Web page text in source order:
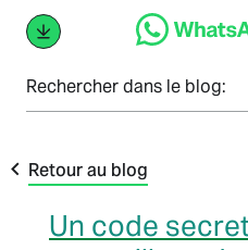
Rechercher dans le blog:
Retour au blog
Un code